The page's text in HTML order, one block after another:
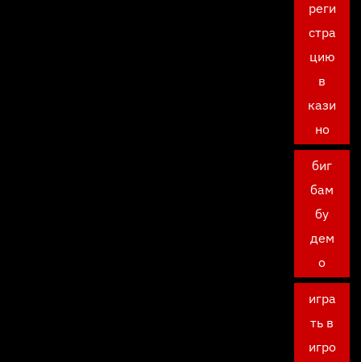
реги
стра
цию
в
кази
но
биг
бам
бу
дем
о
игра
ть в
игро